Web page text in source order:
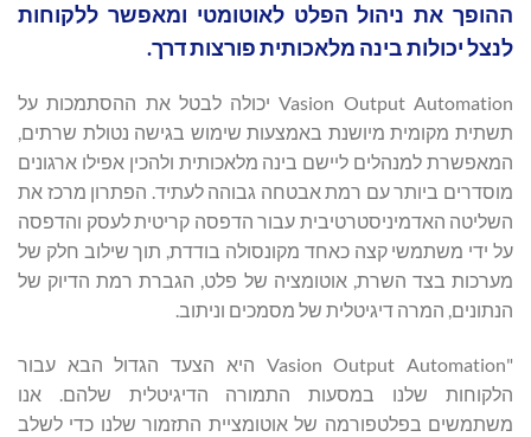
ההופך את ניהול הפלט לאוטומטי ומאפשר ללקוחות
לנצל יכולות בינה מלאכותית פורצות דרך.
Vasion Output Automation יכולה לבטל את ההסתמכות על
תשתית מקומית מיושנת באמצעות שימוש בגישה נטולת שרתים,
המאפשרת למנהלים ליישם בינה מלאכותית ולהכין אפילו ארגונים
מוסדרים ביותר עם רמת אבטחה גבוהה לעתיד. הפתרון מרכז את
השליטה האדמיניסטרטיבית עבור הדפסה קריטית לעסק והדפסה
על ידי משתמשי קצה כאחד מקונסולה בודדת, תוך שילוב חלק של
מערכות בצד השרת, אוטומציה של פלט, הגברת רמת הדיוק של
הנתונים, המרה דיגיטלית של מסמכים וניתוב.
"Vasion Output Automation היא הצעד הגדול הבא עבור
הלקוחות שלנו במסעות התמורה הדיגיטלית שלהם. אנו
משתמשים בפלטפורמה של אוטומציית התזמור שלנו כדי לשלב